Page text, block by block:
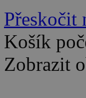
Přeskočit
Košík
Zobrazit